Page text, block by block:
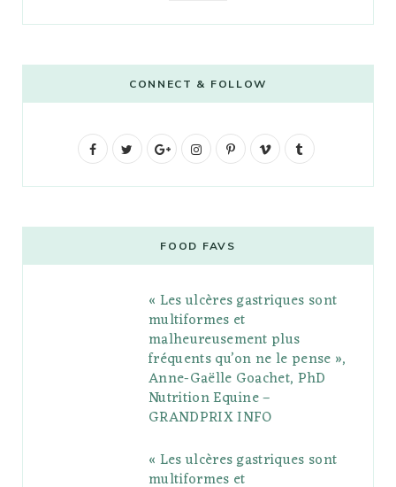
CONNECT & FOLLOW
F
b
t
G
l
e
P
l
s
I
a
g
r
a
P
e
r
e
s
V
o
l
r
FOOD FAVS
« Les ulcères gastriques sont
multiformes et
malheureusement plus
fréquents qu’on ne le pense »,
Anne-Gaëlle Goachet, PhD
Nutrition Equine –
GRANDPRIX INFO
« Les ulcères gastriques sont
multiformes et